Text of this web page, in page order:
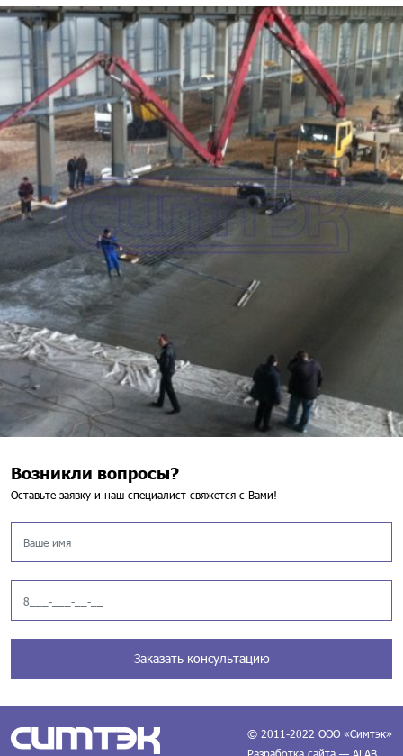
Возникли вопросы?
Оставьте заявку и наш специалист свяжется с Вами!
Заказать консультацию
© 2011-2022 ООО «Симтэк»
Разработка сайта — ALAB